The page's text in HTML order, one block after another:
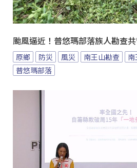
颱風逼近！普悠瑪部落族人勘查
原鄉 防災 風災 南王山勘查
普悠瑪部落